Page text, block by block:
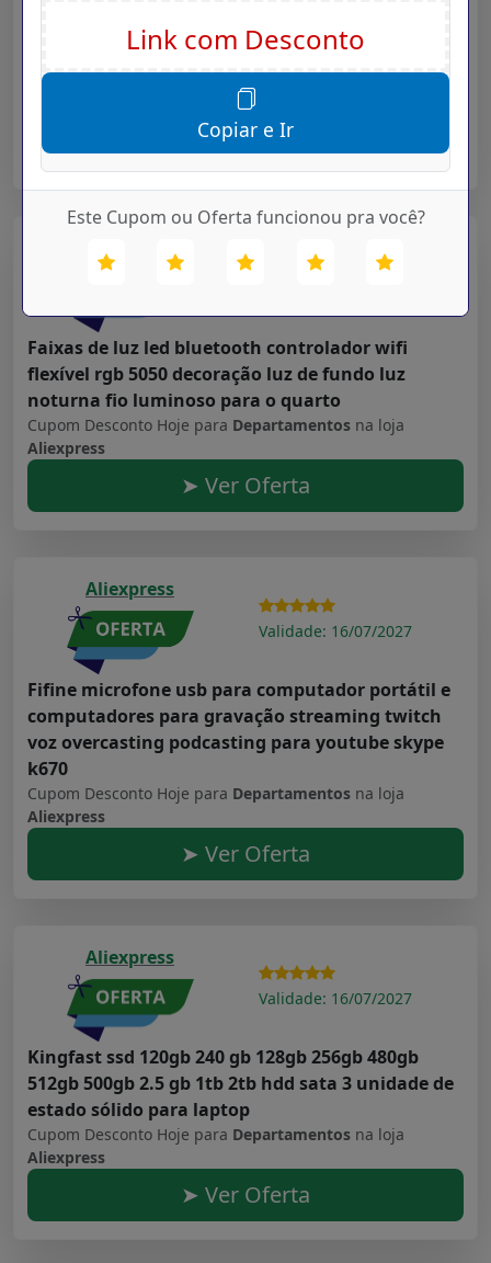
monitor sono freqüência cardíaca ip68 à prova
Cupom Desconto Hoje para Departamentos
➤ Ver Oferta
Aliexpress
Faixas de luz led bluetooth controlador wifi
flexível rgb 5050 decoração luz de fundo luz
noturna fio luminoso para o quarto
Cupom Desconto Hoje para Departamentos na loja
Aliexpress
➤ Ver Oferta
Aliexpress
Validade: 16/07/2027
Fifine microfone usb para computador portátil e
computadores para gravação streaming twitch
voz overcasting podcasting para youtube skype
k670
Cupom Desconto Hoje para Departamentos na loja
Aliexpress
➤ Ver Oferta
Aliexpress
Validade: 16/07/2027
Kingfast ssd 120gb 240 gb 128gb 256gb 480gb
512gb 500gb 2.5 gb 1tb 2tb hdd sata 3 unidade de
estado sólido para laptop
Cupom Desconto Hoje para Departamentos na loja
Aliexpress
➤ Ver Oferta
Copiar e Ir
Este Cupom ou Oferta funcionou pra você?